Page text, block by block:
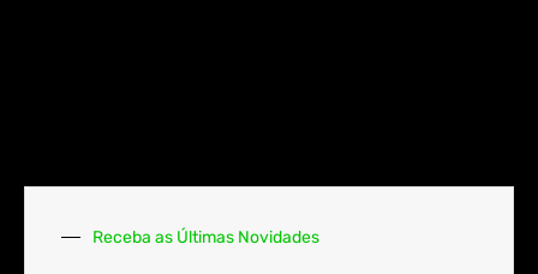
Receba as Últimas Novidades